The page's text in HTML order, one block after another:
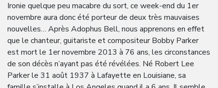
Ironie quelque peu macabre du sort, ce week-end du 1er
novembre aura donc été porteur de deux très mauvaises
nouvelles… Après Adophus Bell, nous apprenons en effet
que le chanteur, guitariste et compositeur Bobby Parker
est mort le 1er novembre 2013 à 76 ans, les circonstances
de son décès n’ayant pas été révélées. Né Robert Lee
Parker le 31 août 1937 à Lafayette en Louisiane, sa